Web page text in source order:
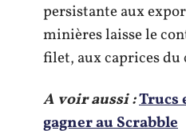
persistante aux
minières laisse le
filet, aux caprices
A voir aussi :Trucs
gagner au Scrabble